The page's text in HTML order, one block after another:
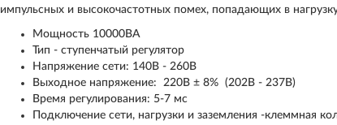
импульсных и высокочастотных помех, попадающих в
Мощность 10000ВА
Тип - ступенчатый регулятор
Напряжение сети: 140В - 260В
Выходное напряжение: 220В ± 8% (202В - 237В)
Время регулирования: 5-7 мс
Подключение сети, нагрузки и заземления -клеммная